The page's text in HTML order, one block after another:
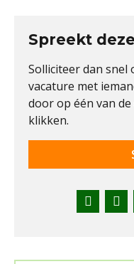
Spreekt
Solliciteer dan snel
vacature met
door op één van
klikken.